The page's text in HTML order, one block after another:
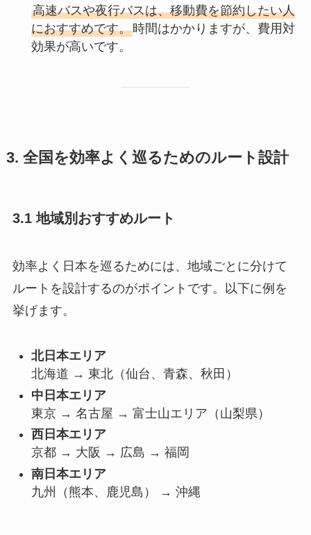
高速バスや夜行バスは、移動費を節約したい人
におすすめです。時間はかかりますが、費用対
効果が高いです。
3. 全国を効率よく巡るためのルート設計
3.1 地域別おすすめルート
効率よく日本を巡るためには、地域ごとに分けて
ルートを設計するのがポイントです。以下に例を
挙げます。
北日本エリア
北海道 → 東北（仙台、青森、秋田）
中日本エリア
東京 → 名古屋 → 富士山エリア（山梨県）
西日本エリア
京都 → 大阪 → 広島 → 福岡
南日本エリア
九州（熊本、鹿児島） → 沖縄